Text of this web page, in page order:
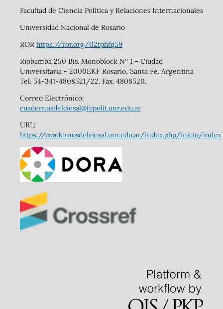
Facultad de Ciencia Política y Relaciones Internacionales
Universidad Nacional de Rosario
ROR https://ror.org/02tphfq59
Riobamba 250 Bis. Monoblock Nº 1 – Ciudad
Universitaria - 2000EKF Rosario, Santa Fe. Argentina
Tel. 54-341-4808521/22. Fax. 4808520.
Correo Electrónico:
cuadernosdelciesal@fcpolit.unr.edu.ar
URL:
https://cuadernosdelciesal.unr.edu.ar/index.php/inicio/index